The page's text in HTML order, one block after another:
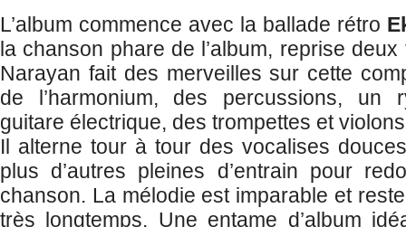
L’album commence avec la ballade rétro
la chanson phare de l’album, reprise
Narayan fait des merveilles sur cette
de l’harmonium, des percussions, un
guitare électrique, des trompettes et
Il alterne tour à tour des vocalises
plus d’autres pleines d’entrain pour
chanson. La mélodie est imparable et
très longtemps. Une entame d’album